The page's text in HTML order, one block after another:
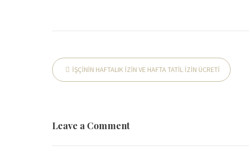
İŞÇİNİN HAFTALIK İZİN VE HAFTA TATİL İZİN ÜCRETİ
Leave a Comment